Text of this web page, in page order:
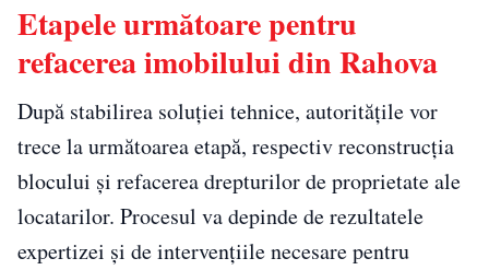
Etapele următoare pentru
refacerea imobilului din Rahova
După stabilirea soluției tehnice, autoritățile vor
trece la următoarea etapă, respectiv reconstrucția
blocului și refacerea drepturilor de proprietate ale
locatarilor. Procesul va depinde de rezultatele
expertizei și de intervențiile necesare pentru